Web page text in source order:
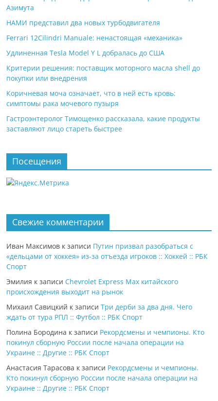
Азимута
НАМИ представил два новых турбодвигателя
Ferrari 12Cilindri Manuale: ненастоящая «механика»
Удлиненная Tesla Model Y L добралась до США
Критерии решения: поставщик моторного масла shell до
покупки или внедрения
Коричневая моча означает, что в ней есть кровь:
симптомы рака мочевого пузыря
Гастроэнтеролог Тимощенко рассказала, какие продукты
заставляют лицо стареть быстрее
Посещения
Свежие комментарии
Иван Максимов к записи Путин призвал разобраться с
«дельцами от хоккея» из-за отъезда игроков :: Хоккей :: РБК
Спорт
Эмилия к записи Chevrolet Express Max китайского
происхождения выходит на рынок
Михаил Савицкий к записиТри дерби за два дня. Чего
ждать от тура РПЛ :: Футбол :: РБК Спорт
Полина Бородина к записи Рекордсмены и чемпионы. Кто
покинул сборную России после начала операции на
Украине :: Другие :: РБК Спорт
Анастасия Тарасова к записи Рекордсмены и чемпионы.
Кто покинул сборную России после начала операции на
Украине :: Другие :: РБК Спорт